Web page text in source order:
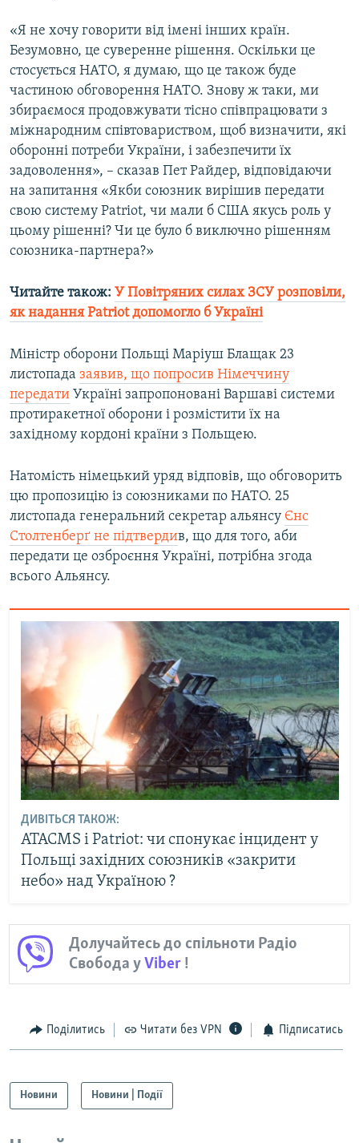
«Я не хочу говорити від імені інших країн.
Безумовно, це суверенне рішення. Оскільки це
стосується НАТО, я думаю, що це також буде
частиною обговорення НАТО. Знову ж таки, ми
збираємося продовжувати тісно співпрацювати з
міжнародним співтовариством, щоб визначити, які
оборонні потреби України, і забезпечити їх
задоволення», – сказав Пет Райдер, відповідаючи
на запитання «Якби союзник вирішив передати
свою систему Patriot, чи мали б США якусь роль у
цьому рішенні? Чи це було б виключно рішенням
союзника-партнера?»
Читайте також: У Повітряних силах ЗСУ розповіли,
як надання Patriot допомогло б Україні
Міністр оборони Польщі Маріуш Блащак 23
листопада заявив, що попросив Німеччину
передати Україні запропоновані Варшаві системи
протиракетної оборони і розмістити їх на
західному кордоні країни з Польщею.
Натомість німецький уряд відповів, що обговорить
цю пропозицію із союзниками по НАТО. 25
листопада генеральний секретар альянсу Єнс
Столтенберґ не підтвердив, що для того, аби
передати це озброєння Україні, потрібна згода
всього Альянсу.
ДИВІТЬСЯ ТАКОЖ:
ATACMS і Patriot: чи спонукає інцидент у
Польщі західних союзників «закрити
небо» над Україною ?
Долучайтесь до спільноти Радіо
Свобода уViber !
Поділитись Читати без VPN Підписатись
Новини Новини | Події